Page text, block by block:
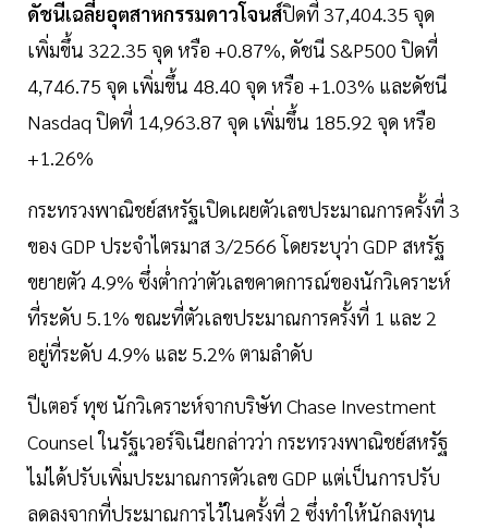
ดัชนีเฉลี่ยอุตสาหกรรมดาวโจนส์ปิดที่ 37,404.35 จุด
เพิ่มขึ้น 322.35 จุด หรือ +0.87%, ดัชนี S&P500 ปิดที่
4,746.75 จุด เพิ่มขึ้น 48.40 จุด หรือ +1.03% และดัชนี
Nasdaq ปิดที่ 14,963.87 จุด เพิ่มขึ้น 185.92 จุด หรือ
+1.26%
กระทรวงพาณิชย์สหรัฐเปิดเผยตัวเลขประมาณการครั้งที่ 3
ของ GDP ประจำไตรมาส 3/2566 โดยระบุว่า GDP สหรัฐ
ขยายตัว 4.9% ซึ่งต่ำกว่าตัวเลขคาดการณ์ของนักวิเคราะห์
ที่ระดับ 5.1% ขณะที่ตัวเลขประมาณการครั้งที่ 1 และ 2
อยู่ที่ระดับ 4.9% และ 5.2% ตามลำดับ
ปีเตอร์ ทุซ นักวิเคราะห์จากบริษัท Chase Investment
Counsel ในรัฐเวอร์จิเนียกล่าวว่า กระทรวงพาณิชย์สหรัฐ
ไม่ได้ปรับเพิ่มประมาณการตัวเลข GDP แต่เป็นการปรับ
ลดลงจากที่ประมาณการไว้ในครั้งที่ 2 ซึ่งทำให้นักลงทุน